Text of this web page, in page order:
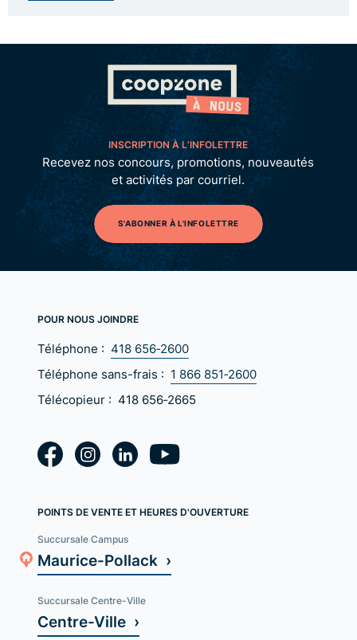
INSCRIPTION À L’INFOLETTRE
Recevez nos concours, promotions, nouveautés
et activités par courriel.
S'ABONNER À L'INFOLETTRE
POUR NOUS JOINDRE
Téléphone : 418 656‑2600
Téléphone sans-frais : 1 866 851‑2600
Télécopieur : 418 656‑2665
POINTS DE VENTE ET HEURES D'OUVERTURE
Succursale Campus
Maurice-Pollack ›
Succursale Centre-Ville
Centre-Ville ›